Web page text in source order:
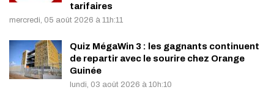
tarifaires
mercredi, 05 août 2026 à 11h:11
Quiz MégaWin 3 : les gagnants continuent
de repartir avec le sourire chez Orange
Guinée
lundi, 03 août 2026 à 10h:10